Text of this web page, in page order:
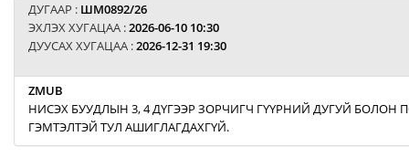
ДУГААР : ШМ0892/26
ЭХЛЭХ ХУГАЦАА :2026-06-10 10:30
ДУУСАХ ХУГАЦАА :2026-12-31 19:30
ZMUB
НИСЭХ БУУДЛЫН 3, 4 ДҮГЭЭР ЗОРЧИГЧ ГҮҮРНИЙ ДУГУЙ БОЛОН
ГЭМТЭЛТЭЙ ТУЛ АШИГЛАГДАХГҮЙ.